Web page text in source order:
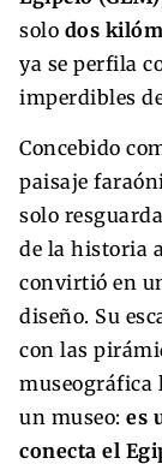
solo dos
ya se perfila
imperdibles
Concebido
paisaje
solo
de la historia
convirtió en
diseño. Su
con las
museográfica
un museo: es
conecta el